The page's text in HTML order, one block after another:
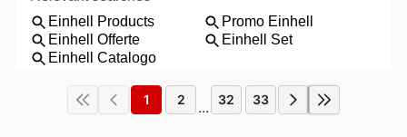
1 2 ... 32 33